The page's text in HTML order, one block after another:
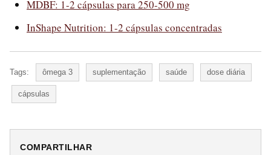
MDBF: 1-2 cápsulas para 250-500 mg
InShape Nutrition: 1-2 cápsulas concentradas
Tags: ômega 3 suplementação saúde dose diária
cápsulas
COMPARTILHAR